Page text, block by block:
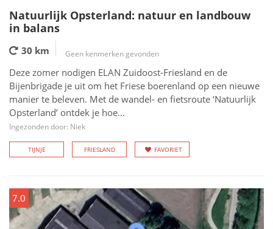
Natuurlijk Opsterland: natuur en landbouw
in balans
30 km Geen kenmerken gevonden
Deze zomer nodigen ELAN Zuidoost-Friesland en de
Bijenbrigade je uit om het Friese boerenland op een nieuwe
manier te beleven. Met de wandel- en fietsroute ‘Natuurlijk
Opsterland’ ontdek je hoe...
Ingezonden door: Niek
TIJNJE FRIESLAND FAVORIET
7.0